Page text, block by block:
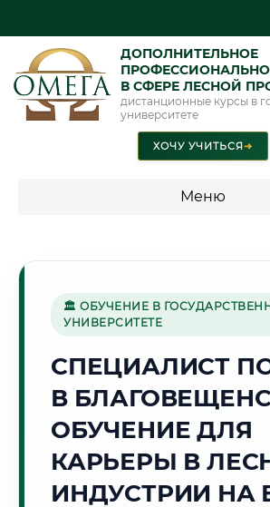
ДОПОЛНИТЕЛЬНОЕ
В СФЕРЕ ЛЕСНОЙ
дистанционные курсы в
университете
ХОЧУ УЧИТЬСЯ➜
Меню
промышленность"
🌸
Г. БЛАГОВЕЩЕНСК
Точное местное время:
21:33:47
Воскресенье, 9 Августа
🏛 ОБУЧЕНИЕ В
УНИВЕРСИТЕТЕ
СПЕЦИАЛИСТ
В
ОБУЧЕНИЕ ДЛЯ
КАРЬЕРЫ В
ИНДУСТРИИ НА